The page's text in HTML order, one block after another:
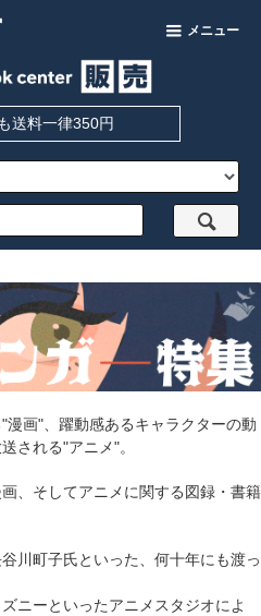
メニュー
送料一律350円
画"、躍動感あるキャラクターの動
される"アニメ"。
、そしてアニメに関する図録・書籍
川町子氏といった、何十年にも渡っ
ニーといったアニメスタジオによ